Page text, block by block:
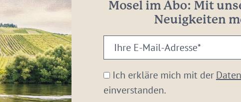
Mosel im Abo: Mit
Neuigkeiten
Ihre
E-
Mail-
Adresse:
Ich erkläre mich mit der
einverstanden.